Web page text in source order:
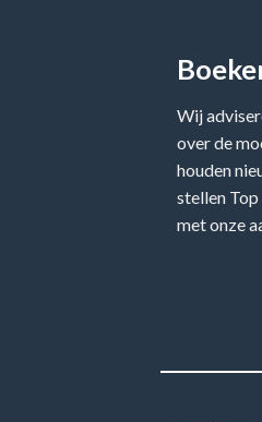
Wij
over de
houden
stellen
met onze